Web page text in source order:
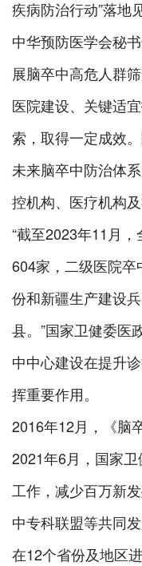
疾病防治行动”落地
中华预防医学会秘
展脑卒中高危人群
医院建设、关键适
索，取得一定成效
未来脑卒中防治体
控机构、医疗机构
“截至2023年11月
604家，二级医院
份和新疆生产建设
县。”国家卫健委医
中中心建设在提升
挥重要作用。
2016年12月，《脑
2021年6月，国家
工作，减少百万新
中专科联盟等共同
在12个省份及地区进